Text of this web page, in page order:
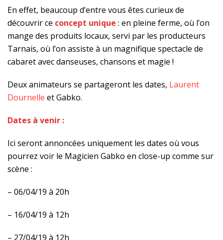
En effet, beaucoup d’entre vous êtes curieux de
découvrir ce concept unique : en pleine ferme, où l’on
mange des produits locaux, servi par les producteurs
Tarnais, où l’on assiste à un magnifique spectacle de
cabaret avec danseuses, chansons et magie !
Deux animateurs se partageront les dates, Laurent
Dournelle et Gabko.
Dates à venir :
Ici seront annoncées uniquement les dates où vous
pourrez voir le Magicien Gabko en close-up comme sur
scène :
– 06/04/19 à 20h
– 16/04/19 à 12h
– 27/04/19 à 12h